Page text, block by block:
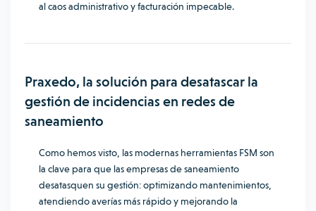
al caos administrativo y facturación impecable.
Praxedo, la solución para desatascar la
gestión de incidencias en redes de
saneamiento
Como hemos visto, las modernas herramientas FSM son
la clave para que las empresas de saneamiento
desatasquen su gestión: optimizando mantenimientos,
atendiendo averías más rápido y mejorando la